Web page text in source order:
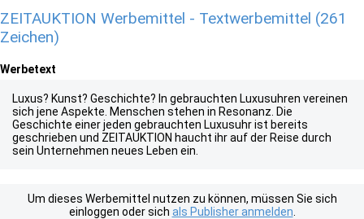
ZEITAUKTION Werbemittel - Textwerbemittel (261
Zeichen)
Werbetext
Luxus? Kunst? Geschichte? In gebrauchten Luxusuhren vereinen
sich jene Aspekte. Menschen stehen in Resonanz. Die
Geschichte einer jeden gebrauchten Luxusuhr ist bereits
geschrieben und ZEITAUKTION haucht ihr auf der Reise durch
sein Unternehmen neues Leben ein.
Um dieses Werbemittel nutzen zu können, müssen Sie sich
einloggen oder sich als Publisher anmelden